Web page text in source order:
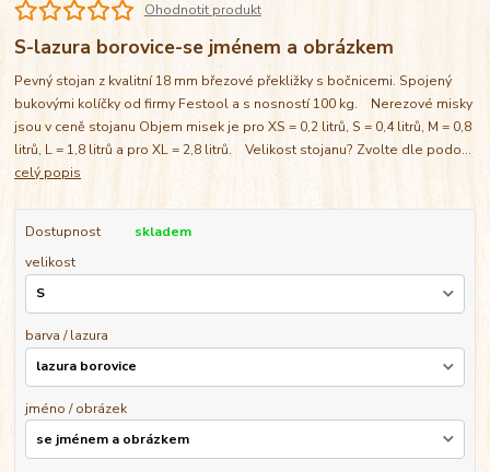
Ohodnotit produkt
S-lazura borovice-se jménem a obrázkem
Pevný stojan z kvalitní 18 mm březové překližky s bočnicemi. Spojený
bukovými kolíčky od firmy Festool a s nosností 100 kg. Nerezové misky
jsou v ceně stojanu Objem misek je pro XS = 0,2 litrů, S = 0,4 litrů, M = 0,8
litrů, L = 1,8 litrů a pro XL = 2,8 litrů. Velikost stojanu? Zvolte dle podo...
celý popis
Dostupnost
skladem
velikost
barva / lazura
jméno / obrázek